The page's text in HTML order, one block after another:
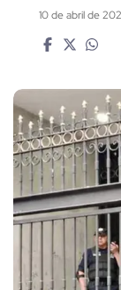
10 de abril de